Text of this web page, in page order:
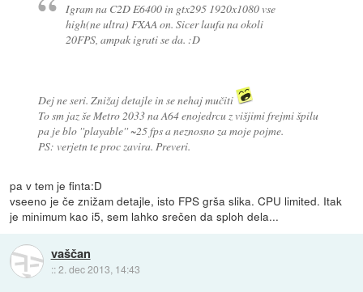
Igram na C2D E6400 in gtx295 1920x1080 vse
high(ne ultra) FXAA on. Sicer laufa na okoli
20FPS, ampak igrati se da. :D
Dej ne seri. Znižaj detajle in se nehaj mučiti
To sm jaz še Metro 2033 na A64 enojedrcu z višjimi frejmi špilu
pa je blo ''playable'' ~25 fps a neznosno za moje pojme.
PS: verjetn te proc zavira. Preveri.
pa v tem je finta:D
vseeno je če znižam detajle, isto FPS grša slika. CPU limited. Itak
je minimum kao i5, sem lahko srečen da sploh dela...
vaščan
::2. dec 2013, 14:43